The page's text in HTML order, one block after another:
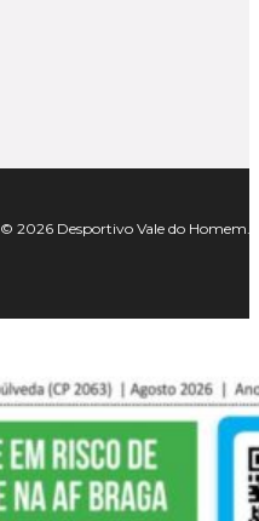
© 2026 Desportivo Vale do Homem.